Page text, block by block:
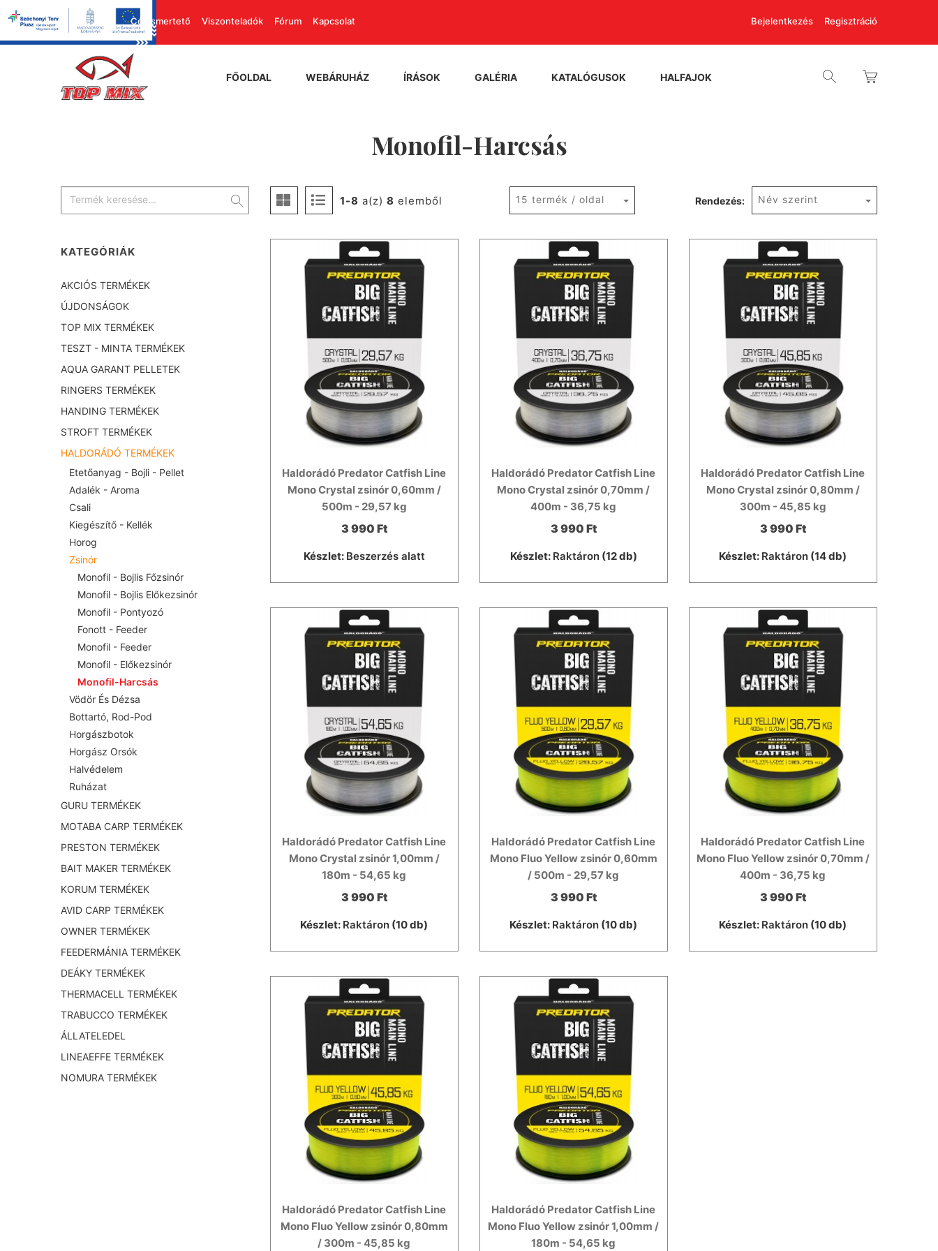
Cégismertető Viszonteladók Fórum Kapcsolat Bejelentkezés Regisztráció
FŐOLDAL WEBÁRUHÁZ ÍRÁSOK GALÉRIA KATALÓGUSOK HALFAJOK
Monofil-Harcsás
1-8 a(z) 8 elemből 15 termék / oldal Rendezés: Név szerint
Haldorádó Predator Catfish Line
Mono Crystal zsinór 0,60mm /
500m - 29,57 kg
3 990 Ft
Készlet: Beszerzés alatt
Haldorádó Predator Catfish Line
Mono Crystal zsinór 0,70mm /
400m - 36,75 kg
3 990 Ft
Készlet: Raktáron(12 db)
Haldorádó Predator Catfish Line
Mono Crystal zsinór 0,80mm /
300m - 45,85 kg
3 990 Ft
Készlet: Raktáron (14 db)
Haldorádó Predator Catfish Line
Mono Crystal zsinór 1,00mm /
180m - 54,65 kg
3 990 Ft
Készlet: Raktáron (10 db)
Haldorádó Predator Catfish Line
Mono Fluo Yellow zsinór 0,60mm
/ 500m - 29,57 kg
3 990 Ft
Készlet: Raktáron (10 db)
Haldorádó Predator Catfish Line
Mono Fluo Yellow zsinór 0,70mm /
400m - 36,75 kg
3 990 Ft
Készlet: Raktáron (10 db)
Haldorádó Predator Catfish Line
Mono Fluo Yellow zsinór 0,80mm
/ 300m - 45,85 kg
Haldorádó Predator Catfish Line
Mono Fluo Yellow zsinór 1,00mm /
180m - 54,65 kg
KATEGÓRIÁK
AKCIÓS TERMÉKEK
ÚJDONSÁGOK
TOP MIX TERMÉKEK
TESZT - MINTA TERMÉKEK
AQUA GARANT PELLETEK
RINGERS TERMÉKEK
HANDING TERMÉKEK
STROFT TERMÉKEK
HALDORÁDÓ TERMÉKEK
Etetőanyag - Bojli - Pellet
Adalék - Aroma
Csali
Kiegészítő - Kellék
Horog
Zsinór
Monofil - Bojlis Főzsinór
Monofil - Bojlis Előkezsinór
Monofil - Pontyozó
Fonott - Feeder
Monofil - Feeder
Monofil - Előkezsinór
Monofil-Harcsás
Vödör És Dézsa
Bottartó, Rod-Pod
Horgászbotok
Horgász Orsók
Halvédelem
Ruházat
GURU TERMÉKEK
MOTABA CARP TERMÉKEK
PRESTON TERMÉKEK
BAIT MAKER TERMÉKEK
KORUM TERMÉKEK
AVID CARP TERMÉKEK
OWNER TERMÉKEK
FEEDERMÁNIA TERMÉKEK
DEÁKY TERMÉKEK
THERMACELL TERMÉKEK
TRABUCCO TERMÉKEK
ÁLLATELEDEL
LINEAEFFE TERMÉKEK
NOMURA TERMÉKEK